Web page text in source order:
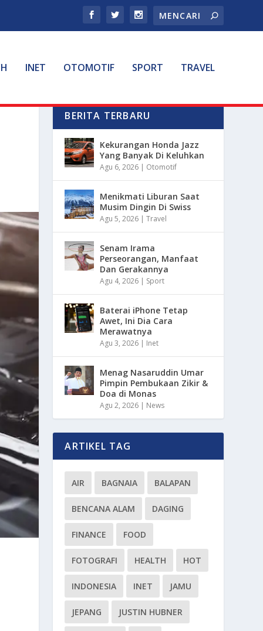
INET OTOMOTIF SPORT TRAVEL
BERITA TERBARU
Kekurangan Honda Jazz
Yang Banyak Di Keluhkan
Agu 6, 2026 | Otomotif
Menikmati Liburan Saat
Musim Dingin Di Swiss
Agu 5, 2026 |Travel
Senam Irama
Perseorangan, Manfaat
Dan Gerakannya
Agu 4, 2026 | Sport
Baterai iPhone Tetap
Awet, Ini Dia Cara
Merawatnya
Agu 3, 2026 | Inet
Menag Nasaruddin Umar
Pimpin Pembukaan Zikir &
Doa di Monas
Agu 2, 2026 | News
ARTIKEL TAG
AIR BAGNAIA BALAPAN
BENCANA ALAM DAGING
FINANCE FOOD
FOTOGRAFI HEALTH HOT
INDONESIA INET JAMU
JEPANG JUSTIN HUBNER